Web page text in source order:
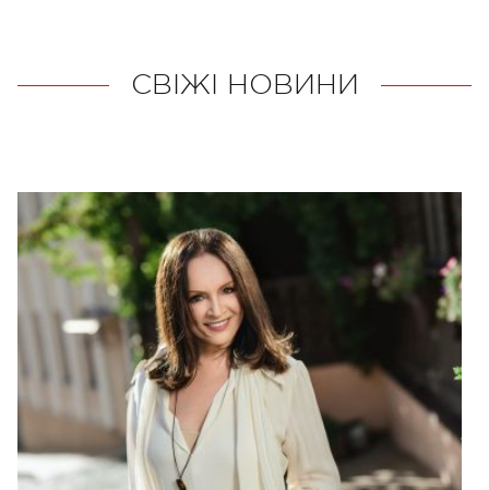
СВІЖІ НОВИНИ